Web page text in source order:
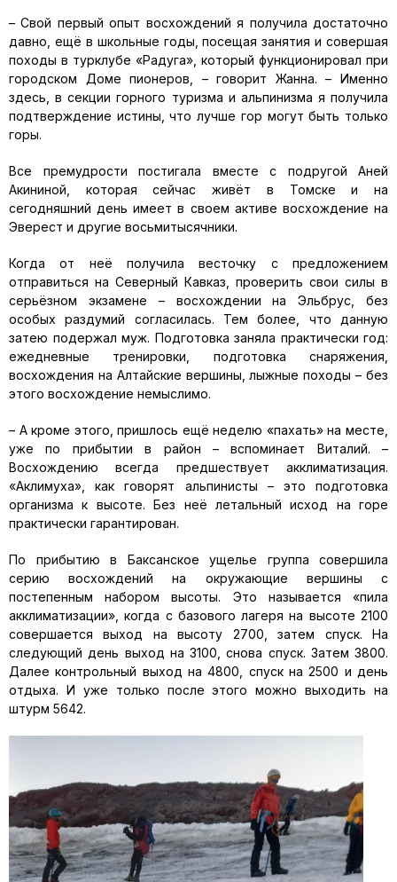
– Свой первый опыт восхождений я получила достаточно
давно, ещё в школьные годы, посещая занятия и совершая
походы в турклубе «Радуга», который функционировал при
городском Доме пионеров, – говорит Жанна. – Именно
здесь, в секции горного туризма и альпинизма я получила
подтверждение истины, что лучше гор могут быть только
горы.
Все премудрости постигала вместе с подругой Аней
Акининой, которая сейчас живёт в Томске и на
сегодняшний день имеет в своем активе восхождение на
Эверест и другие восьмитысячники.
Когда от неё получила весточку с предложением
отправиться на Северный Кавказ, проверить свои силы в
серьёзном экзамене – восхождении на Эльбрус, без
особых раздумий согласилась. Тем более, что данную
затею подержал муж. Подготовка заняла практически год:
ежедневные тренировки, подготовка снаряжения,
восхождения на Алтайские вершины, лыжные походы – без
этого восхождение немыслимо.
– А кроме этого, пришлось ещё неделю «пахать» на месте,
уже по прибытии в район – вспоминает Виталий. –
Восхождению всегда предшествует акклиматизация.
«Аклимуха», как говорят альпинисты – это подготовка
организма к высоте. Без неё летальный исход на горе
практически гарантирован.
По прибытию в Баксанское ущелье группа совершила
серию восхождений на окружающие вершины с
постепенным набором высоты. Это называется «пила
акклиматизации», когда с базового лагеря на высоте 2100
совершается выход на высоту 2700, затем спуск. На
следующий день выход на 3100, снова спуск. Затем 3800.
Далее контрольный выход на 4800, спуск на 2500 и день
отдыха. И уже только после этого можно выходить на
штурм 5642.